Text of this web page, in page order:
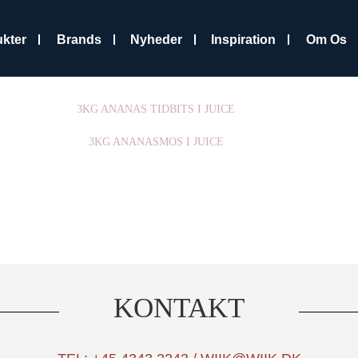
Brands Nyheder Inspiration Om Os
3KG ANANAS TIDBITS I JUICE
3KG ANANASMOS I JUICE
KONTAKT